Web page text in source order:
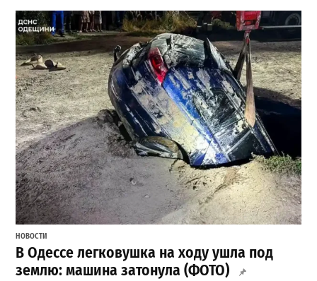
НОВОСТИ
В Одессе легковушка на ходу ушла под
землю: машина затонула (ФОТО)